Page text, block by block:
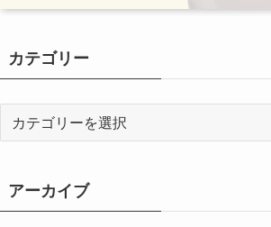
カテゴリー
リ
ー
アーカイブ